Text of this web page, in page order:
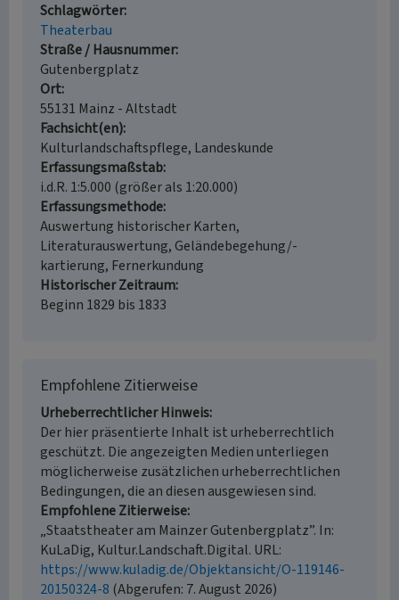
Schlagwörter
Theaterbau
Straße / Hausnummer
Gutenbergplatz
Ort
55131 Mainz - Altstadt
Fachsicht(en)
Kulturlandschaftspflege, Landeskunde
Erfassungsmaßstab
i.d.R. 1:5.000 (größer als 1:20.000)
Erfassungsmethode
Auswertung historischer Karten,
Literaturauswertung, Geländebegehung/-
kartierung, Fernerkundung
Historischer Zeitraum
Beginn 1829 bis 1833
Empfohlene Zitierweise
Urheberrechtlicher Hinweis
Der hier präsentierte Inhalt ist urheberrechtlich
geschützt. Die angezeigten Medien unterliegen
möglicherweise zusätzlichen urheberrechtlichen
Bedingungen, die an diesen ausgewiesen sind.
Empfohlene Zitierweise
„Staatstheater am Mainzer Gutenbergplatz”. In:
KuLaDig, Kultur.Landschaft.Digital. URL:
https://www.kuladig.de/Objektansicht/O-119146-
20150324-8 (Abgerufen: 7. August 2026)